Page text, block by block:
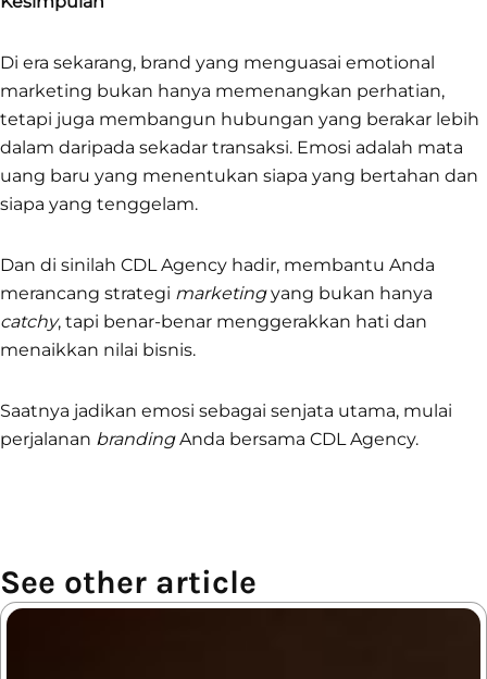
Di era sekarang, brand yang menguasai emotional
marketing bukan hanya memenangkan perhatian,
tetapi juga membangun hubungan yang berakar lebih
dalam daripada sekadar transaksi. Emosi adalah mata
uang baru yang menentukan siapa yang bertahan dan
siapa yang tenggelam.
Dan di sinilah CDL Agency hadir, membantu Anda
merancang strategi marketingyang bukan hanya
catchy, tapi benar-benar menggerakkan hati dan
menaikkan nilai bisnis.
Saatnya jadikan emosi sebagai senjata utama, mulai
perjalanan brandingAnda bersama CDL Agency.
See other article